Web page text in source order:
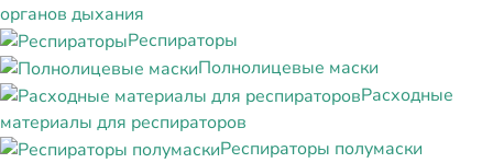
органов дыхания
Респираторы
Полнолицевые маски
Расходные
материалы для респираторов
Респираторы полумаски